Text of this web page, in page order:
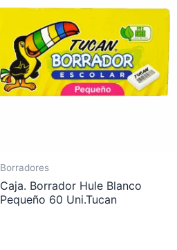
Borradores
Caja. Borrador Hule Blanco
Pequeño 60 Uni.Tucan